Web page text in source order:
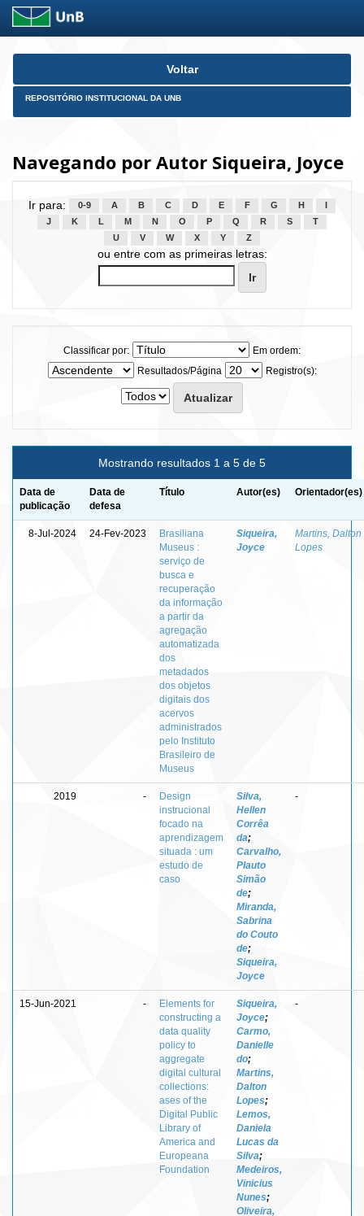
Skip
Voltar
REPOSITÓRIO INSTITUCIONAL DA UNB
Navegando por Autor Siqueira, Joyce
Ir para: 0-9 A B C D E F G H
J
K L M N O P Q R S
T
U
V W X Y Z
ou entre com as primeiras letras:
Classificar por:
Em ordem:
Resultados/Página
Registro(s):
Mostrando resultados 1 a 5 de 5
Data de
publicação
Data de
defesa
Título Autor(es) Orientador(es)
8-Jul-2024 24-Fev-2023
Brasiliana
Museus :
serviço de
busca e
recuperação
da informação
a partir da
agregação
automatizada
dos
metadados
dos objetos
digitais dos
acervos
administrados
pelo Instituto
Brasileiro de
Museus
Siqueira,
Joyce
Martins, Dalton
Lopes
2019 -
Design
instrucional
focado na
aprendizagem
situada : um
estudo de
caso
Silva,
Hellen
Corrêa
da;
Carvalho,
Plauto
Simão
de;
Miranda,
Sabrina
do Couto
de;
Siqueira,
Joyce
-
15-Jun-2021 -
Elements for
constructing a
data quality
policy to
aggregate
digital cultural
collections:
ases of the
Digital Public
Library of
America and
Europeana
Foundation
Siqueira,
Joyce;
Carmo,
Danielle
do;
Martins,
Dalton
Lopes;
Lemos,
Daniela
Lucas da
Silva;
Medeiros,
Vinicius
Nunes;
Oliveira,
-